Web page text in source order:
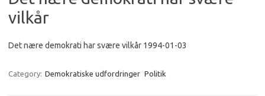
vilkår
Det nære demokrati har svære vilkår 1994-01-03
Category: Demokratiske udfordringer Politik